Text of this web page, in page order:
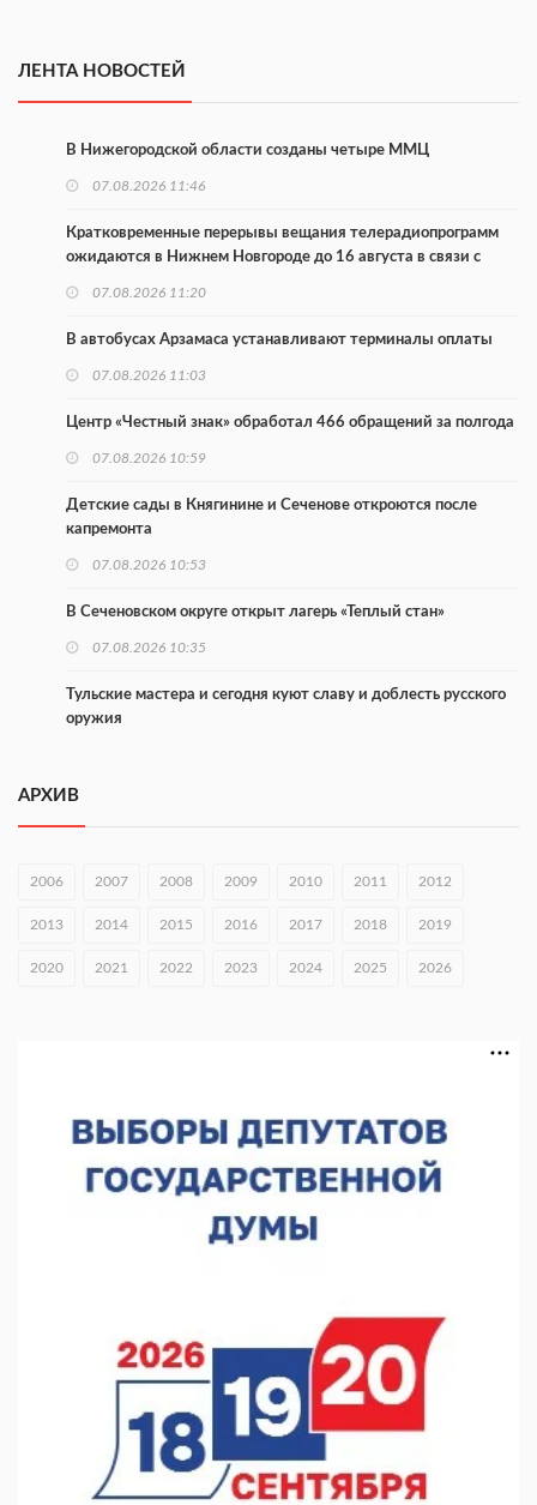
ЛЕНТА НОВОСТЕЙ
В Нижегородской области созданы четыре ММЦ
07.08.2026 11:46
Кратковременные перерывы вещания телерадиопрограмм
ожидаются в Нижнем Новгороде до 16 августа в связи с
07.08.2026 11:20
В автобусах Арзамаса устанавливают терминалы оплаты
07.08.2026 11:03
Центр «Честный знак» обработал 466 обращений за полгода
07.08.2026 10:59
Детские сады в Княгинине и Сеченове откроются после
капремонта
07.08.2026 10:53
В Сеченовском округе открыт лагерь «Теплый стан»
07.08.2026 10:35
Тульские мастера и сегодня куют славу и доблесть русского
оружия
В Нижнем Новгороде откроют IT-центр по
кибербезопасности
строительства
06.08.2026 18:02
ЛИДЕРЫ 2025/26»
06.08.2026 16:37
Городец подписал соглашения с Кара-Кулем и Токмоком
06.08.2026 16:26
АРХИВ
2006 2007 2008 2009 2010 2011 2012
2013 2014 2015 2016 2017 2018 2019
2020 2021 2022 2023 2024 2025 2026